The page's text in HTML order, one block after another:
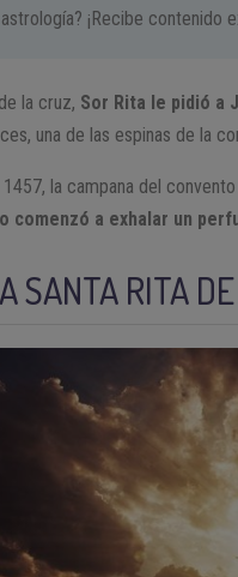
¡Recibe contenido
la cruz, Sor Rita le pidió a
una de las espinas de la
la campana del
comenzó a exhalar un
SANTA RITA